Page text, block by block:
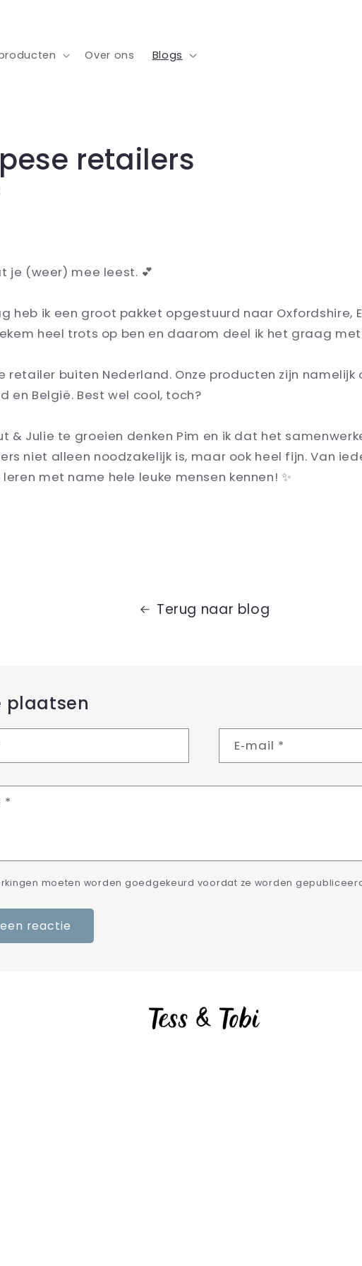
Over ons Blogs
retailers
je (weer) mee leest. 💕
heb ik een groot pakket opgestuurd naar Oxfordshire,
heel trots op ben en daarom deel ik het graag
retailer buiten Nederland. Onze producten zijn namelijk
en België. Best wel cool, toch?
& Julie te groeien denken Pim en ik dat het
niet alleen noodzakelijk is, maar ook heel fijn. Van
met name hele leuke mensen kennen! ✨
Terug naar blog
plaatsen
E‑mail *
*
moeten worden goedgekeurd voordat ze worden